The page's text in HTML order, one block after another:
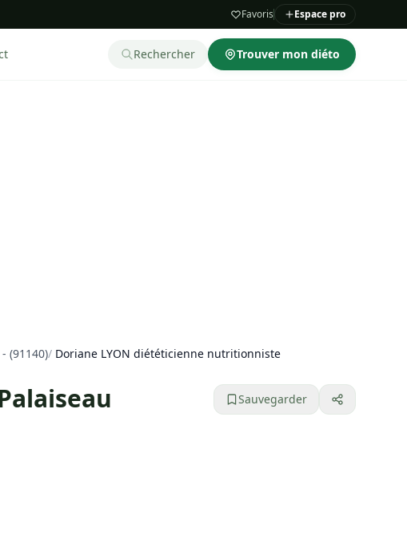
Favoris Espace pro
Rechercher Trouver mon diéto
(91140)/ Doriane LYON diététicienne nutritionniste
Sauvegarder